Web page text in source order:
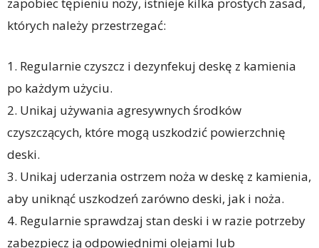
zapobiec tępieniu noży, istnieje kilka prostych zasad,
których należy przestrzegać:
1. Regularnie czyszcz i dezynfekuj deskę z kamienia
po każdym użyciu.
2. Unikaj używania agresywnych środków
czyszczących, które mogą uszkodzić powierzchnię
deski.
3. Unikaj uderzania ostrzem noża w deskę z kamienia,
aby uniknąć uszkodzeń zarówno deski, jak i noża.
4. Regularnie sprawdzaj stan deski i w razie potrzeby
zabezpiecz ją odpowiednimi olejami lub